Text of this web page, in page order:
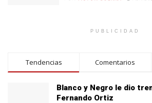
PUBLICIDAD
Tendencias Comentarios
Blanco y Negro le dio
Fernando Ortiz